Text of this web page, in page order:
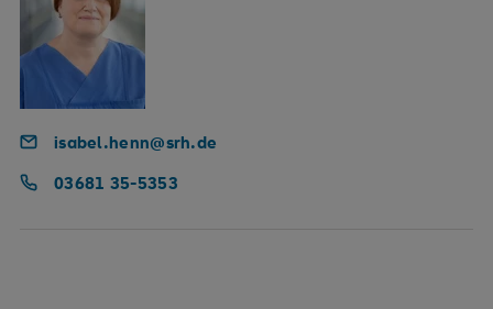
isabel.henn@srh.de
03681 35-5353